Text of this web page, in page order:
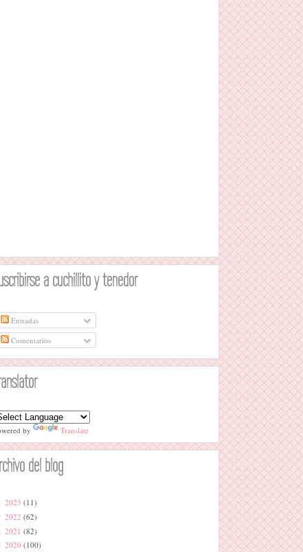
a cuchillito y tenedor
Entradas
Comentarios
by Translate
del blog
2023 (11)
2022 (62)
2021 (82)
2020 (100)